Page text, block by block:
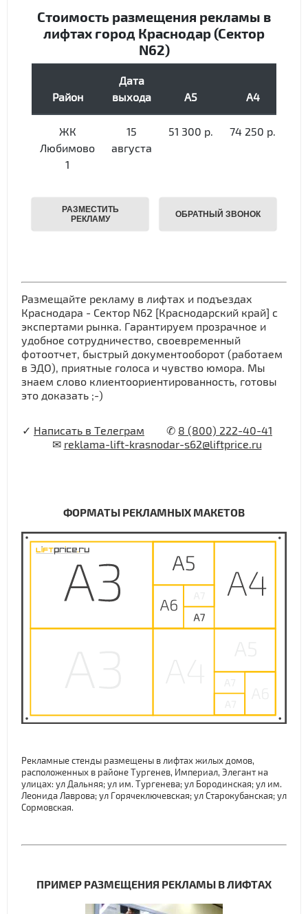
Размещайте рекламу в лифтах и подъездах
Краснодара - Сектор N62 [Краснодарский край] с
экспертами рынка. Гарантируем прозрачное и
удобное сотрудничество, своевременный
фотоотчет, быстрый документооборот (работаем
в ЭДО), приятные голоса и чувство юмора. Мы
знаем слово клиентоориентированность, готовы
это доказать ;-)
✓ Написать в Телеграм ✆ 8 (800) 222-40-41
✉ reklama-lift-krasnodar-s62@liftprice.ru
ФОРМАТЫ РЕКЛАМНЫХ МАКЕТОВ
Рекламные стенды размещены в лифтах жилых домов,
расположенных в районе Тургенев, Империал, Элегант на
улицах: ул Дальняя; ул им. Тургенева; ул Бородинская; ул им.
Леонида Лаврова; ул Горячеключевская; ул Старокубанская; ул
Сормовская.
ПРИМЕР РАЗМЕЩЕНИЯ РЕКЛАМЫ В ЛИФТАХ